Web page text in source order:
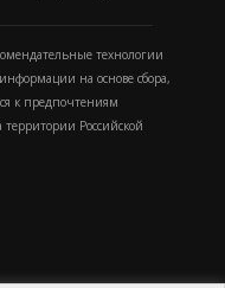
технологии
на основе сбора,
к предпочтениям
Российской